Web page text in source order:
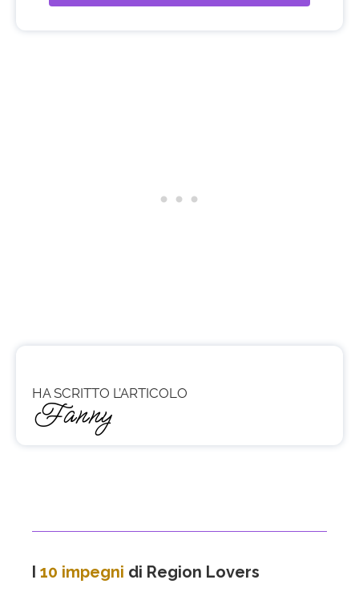
HA SCRITTO L’ARTICOLO
Fanny
I 10 impegni di Region Lovers